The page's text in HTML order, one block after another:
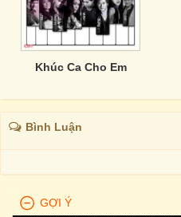
Khúc Ca Cho Em
Bình Luận
GỢI Ý